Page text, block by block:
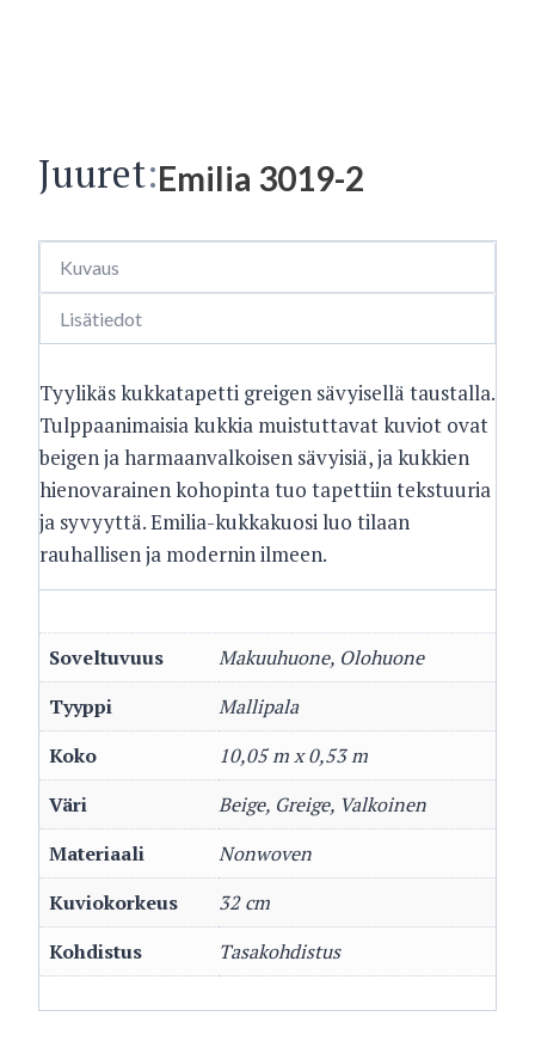
Juuret:Emilia 3019-2
Kuvaus
Lisätiedot
Tyylikäs kukkatapetti greigen sävyisellä taustalla.
Tulppaanimaisia kukkia muistuttavat kuviot ovat
beigen ja harmaanvalkoisen sävyisiä, ja kukkien
hienovarainen kohopinta tuo tapettiin tekstuuria
ja syvyyttä. Emilia-kukkakuosi luo tilaan
rauhallisen ja modernin ilmeen.
Soveltuvuus
Makuuhuone, Olohuone
Tyyppi
Mallipala
Koko
10,05 m x 0,53 m
Väri
Beige, Greige, Valkoinen
Materiaali
Nonwoven
Kuviokorkeus
32 cm
Kohdistus
Tasakohdistus